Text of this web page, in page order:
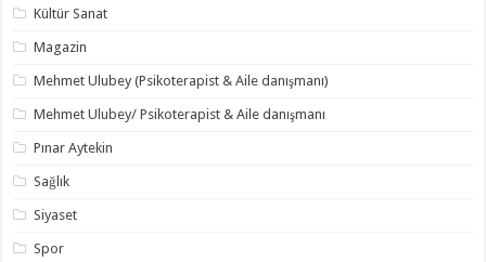
Kültür Sanat
Magazin
Mehmet Ulubey (Psikoterapist & Aile danışmanı)
Mehmet Ulubey/ Psikoterapist & Aile danışmanı
Pınar Aytekin
Sağlık
Siyaset
Spor